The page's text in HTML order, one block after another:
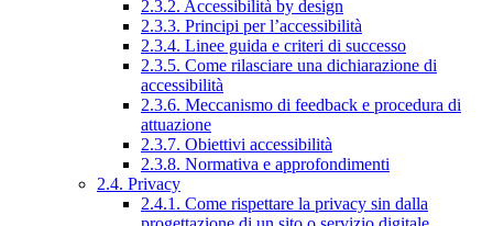
2.3.2. Accessibilità by design
2.3.3. Principi per l’accessibilità
2.3.4. Linee guida e criteri di successo
2.3.5. Come rilasciare una dichiarazione di
accessibilità
2.3.6. Meccanismo di feedback e procedura di
attuazione
2.3.7. Obiettivi accessibilità
2.3.8. Normativa e approfondimenti
2.4. Privacy
2.4.1. Come rispettare la privacy sin dalla